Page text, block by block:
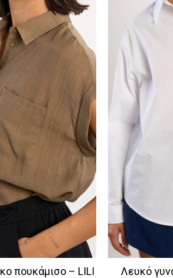
πουκάμισο – LILI
Λευκό